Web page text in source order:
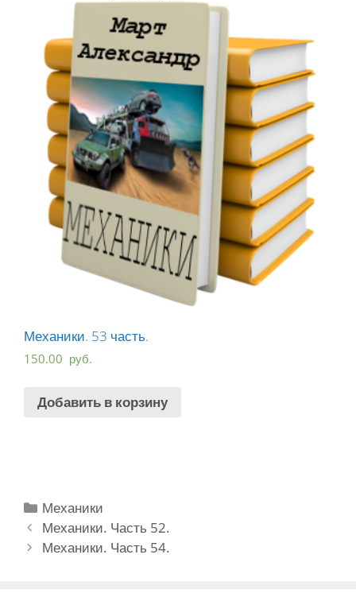
Механики. 53 часть.
150.00 руб.
Добавить в корзину
Рубрики
Механики
Навигация
записи
Механики. Часть 52.
Механики. Часть 54.